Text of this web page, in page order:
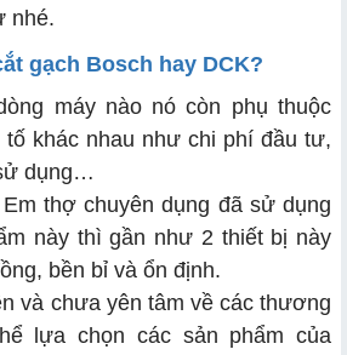
nhé.
gạch Bosch hay DCK?
máy nào nó còn phụ thuộc
tố khác nhau như chi phí đầu tư,
dụng…
thợ chuyên dụng đã sử dụng
này thì gần như 2 thiết bị này
bền bỉ và ổn định.
và chưa yên tâm về các thương
lựa chọn các sản phẩm của